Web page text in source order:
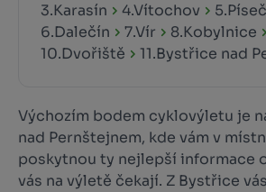
3.Karasín
4.Vítochov
6.Dalečín
7.Vír 8.Kobylnice
10.Dvořiště
11.Bystřice nad
Výchozím bodem cyklovýletu je
nad Pernštejnem, kde vám v
poskytnou ty nejlepší informace
vás na výletě čekají. Z Bystřice